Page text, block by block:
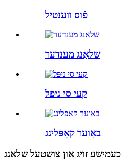
פֿוס ווענטיל
שלאַנג מענדער
קעי סי ניפּל
באַוער קאַפּלינג
כעמישע זויג און צושטעל שלאנג